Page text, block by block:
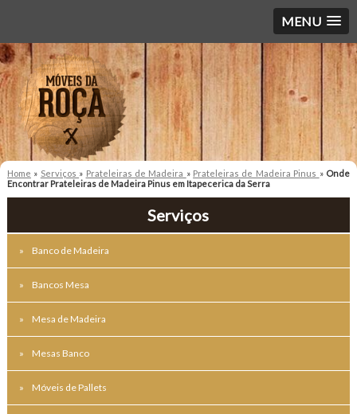
MENU
Home » Serviços » Prateleiras de Madeira » Prateleiras de Madeira Pinus » Onde
Encontrar Prateleiras de Madeira Pinus em Itapecerica da Serra
Serviços
Banco de Madeira
Bancos Mesa
Mesa de Madeira
Mesas Banco
Móveis de Pallets